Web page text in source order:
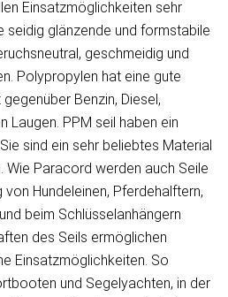
Einsatzmöglichkeiten sehr
seidig glänzende und formstabile
geschmeidig und
Polypropylen hat eine gute
Benzin, Diesel,
Laugen. PPM seil haben ein
sind ein sehr beliebtes Material
Wie Paracord werden auch Seile
von Hundeleinen, Pferdehalftern,
beim Schlüsselanhängern
des Seils ermöglichen
Einsatzmöglichkeiten. So
und Segelyachten, in der